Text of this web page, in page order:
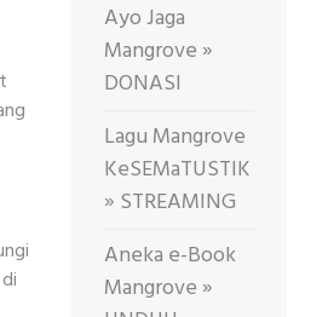
Ayo Jaga
Mangrove »
DONASI
Lagu Mangrove
KeSEMaTUSTIK
» STREAMING
Aneka e-Book
Mangrove »